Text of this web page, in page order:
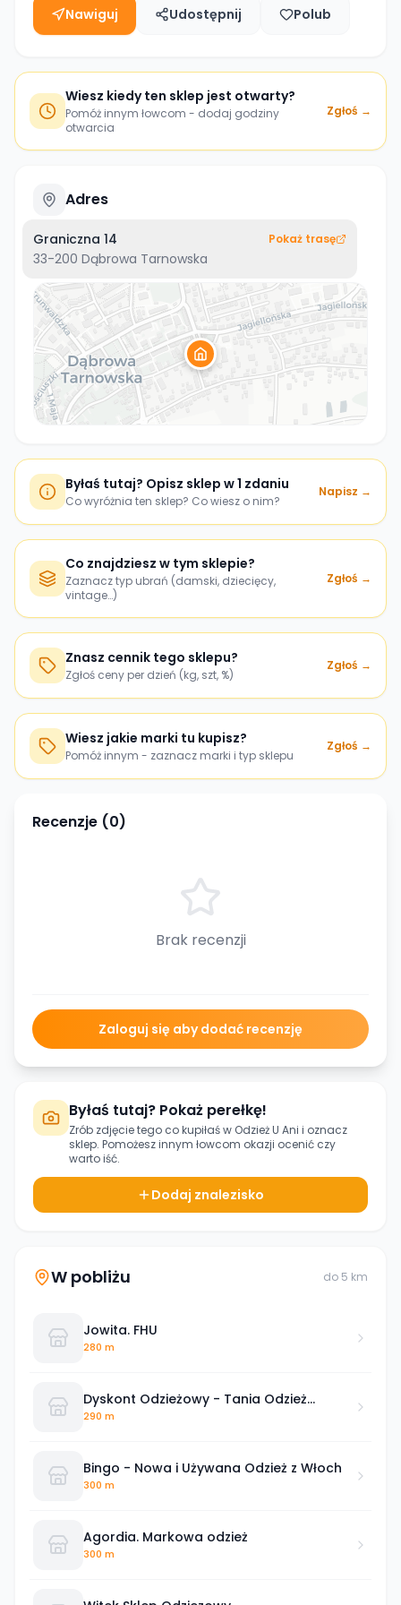
Nawiguj Udostępnij Polub
Wiesz kiedy ten sklep jest otwarty?
Pomóż innym łowcom - dodaj godziny
otwarcia
Zgłoś →
Adres
Graniczna 14
33-200 Dąbrowa Tarnowska
Pokaż trasę
Byłaś tutaj? Opisz sklep w 1 zdaniu
Co wyróżnia ten sklep? Co wiesz o nim?
Napisz →
Co znajdziesz w tym sklepie?
Zaznacz typ ubrań (damski, dziecięcy,
vintage…)
Zgłoś →
Znasz cennik tego sklepu?
Zgłoś ceny per dzień (kg, szt, %)
Zgłoś →
Wiesz jakie marki tu kupisz?
Pomóż innym - zaznacz marki i typ sklepu
Zgłoś →
Recenzje (0)
Brak recenzji
Zaloguj się aby dodać recenzję
Byłaś tutaj? Pokaż perełkę!
Zrób zdjęcie tego co kupiłaś w Odzież U Ani i oznacz
sklep. Pomożesz innym łowcom okazji ocenić czy
warto iść.
Dodaj znalezisko
W pobliżu do 5 km
Jowita. FHU
280 m
Dyskont Odzieżowy - Tania Odzież
Dąbrowa Tarnowska
290 m
Bingo - Nowa i Używana Odzież z Włoch
300 m
Agordia. Markowa odzież
300 m